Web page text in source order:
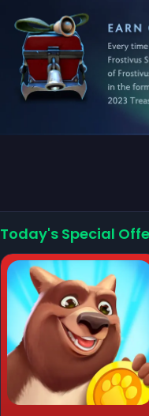
Today's Special